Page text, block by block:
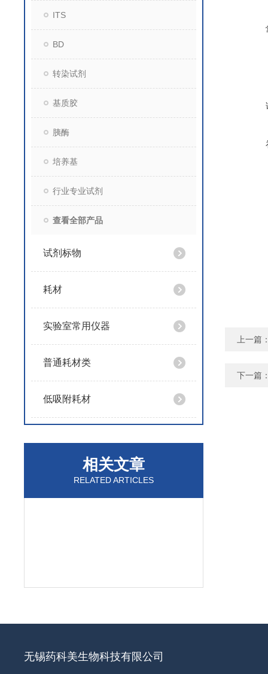
ITS
BD
转染试剂
基质胶
胰酶
培养基
行业专业试剂
查看全部产品
试剂标物
耗材
实验室常用仪器
普通耗材类
低吸附耗材
相关文章
RELATED ARTICLES
上一篇
下一篇
无锡药科美生物科技有限公司